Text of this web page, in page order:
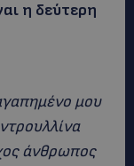
η δεύτερη
μου
άνθρωπος